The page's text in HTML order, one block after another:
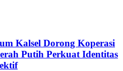
Kalsel Dorong Koperasi
Putih Perkuat Identitas